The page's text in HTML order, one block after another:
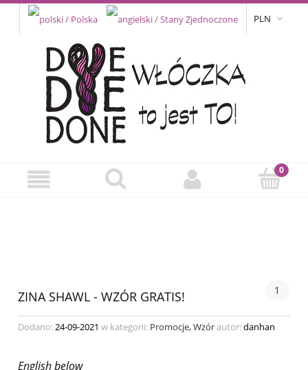
PLN
ZINA SHAWL - WZÓR GRATIS! 1
Dodano:24-09-2021 w kategorii: Promocje,Wzórautor:danhan
English below